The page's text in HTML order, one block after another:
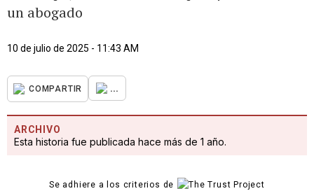
un abogado
10 de julio de 2025 - 11:43 AM
COMPARTIR ...
ARCHIVO
Esta historia fue publicada hace más de 1 año.
Se adhiere a los criterios de